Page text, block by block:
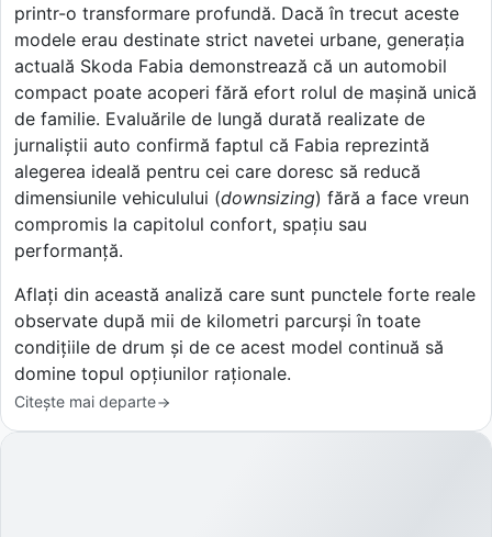
printr-o transformare profundă. Dacă în trecut aceste
modele erau destinate strict navetei urbane, generația
actuală Skoda Fabia demonstrează că un automobil
compact poate acoperi fără efort rolul de mașină unică
de familie. Evaluările de lungă durată realizate de
jurnaliștii auto confirmă faptul că Fabia reprezintă
alegerea ideală pentru cei care doresc să reducă
dimensiunile vehiculului (downsizing) fără a face vreun
compromis la capitolul confort, spațiu sau
performanță.
Aflați din această analiză care sunt punctele forte reale
observate după mii de kilometri parcurși în toate
condițiile de drum și de ce acest model continuă să
domine topul opțiunilor raționale.
Citește mai departe